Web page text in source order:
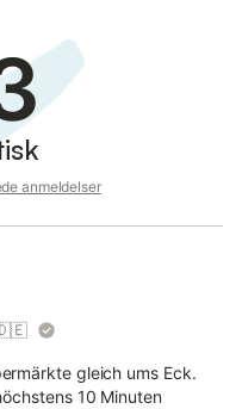
samtidigt.
hvid anti-kalk spray
tør derefter med
i 5 minutter efter badet.
anmeldelser
gleich ums Eck.
10 Minuten